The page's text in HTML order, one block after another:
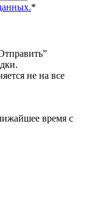
*
не на все
время с